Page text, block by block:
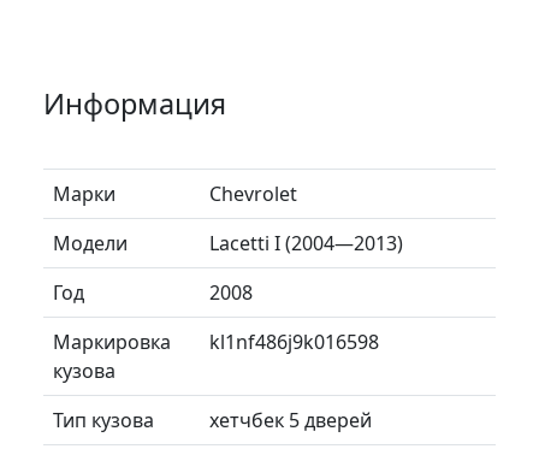
Информация
Марки
Chevrolet
Модели
Lacetti I (2004—2013)
Год
2008
Маркировка
кузова
kl1nf486j9k016598
Тип кузова
хетчбек 5 дверей